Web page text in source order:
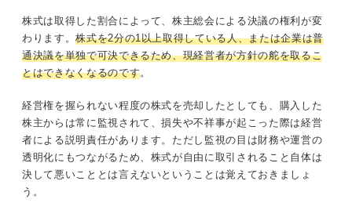
株式は取得した割合によって、株主総会による決議の権利が変
わります。株式を2分の1以上取得している人、または企業は普
通決議を単独で可決できるため、現経営者が方針の舵を取るこ
とはできなくなるのです。
経営権を握られない程度の株式を売却したとしても、購入した
株主からは常に監視されて、損失や不祥事が起こった際は経営
者による説明責任があります。ただし監視の目は財務や運営の
透明化にもつながるため、株式が自由に取引されること自体は
決して悪いこととは言えないということは覚えておきましょ
う。